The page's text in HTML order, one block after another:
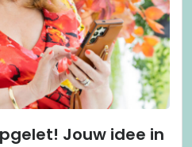
Jouw idee in